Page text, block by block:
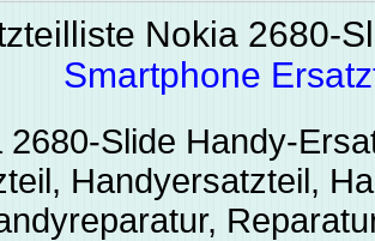
Nokia 2680-
Smartphone
2680-Slide Handy-
Handyersatzteil,